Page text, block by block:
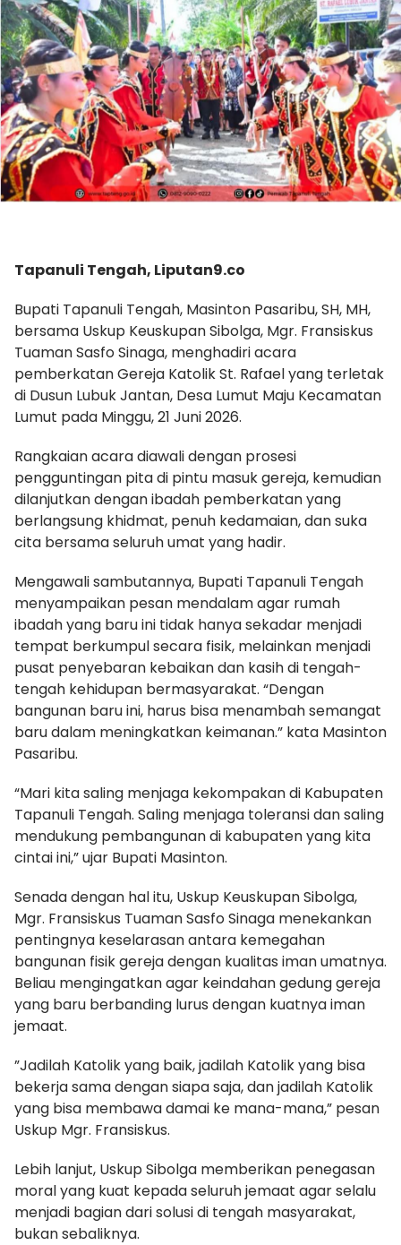
Tapanuli Tengah, Liputan9.co
Bupati Tapanuli Tengah, Masinton Pasaribu, SH, MH,
bersama Uskup Keuskupan Sibolga, Mgr. Fransiskus
Tuaman Sasfo Sinaga, menghadiri acara
pemberkatan Gereja Katolik St. Rafael yang terletak
di Dusun Lubuk Jantan, Desa Lumut Maju Kecamatan
Lumut pada Minggu, 21 Juni 2026.
​Rangkaian acara diawali dengan prosesi
pengguntingan pita di pintu masuk gereja, kemudian
dilanjutkan dengan ibadah pemberkatan yang
berlangsung khidmat, penuh kedamaian, dan suka
cita bersama seluruh umat yang hadir.
Mengawali sambutannya, Bupati Tapanuli Tengah
menyampaikan pesan mendalam agar rumah
ibadah yang baru ini tidak hanya sekadar menjadi
tempat berkumpul secara fisik, melainkan menjadi
pusat penyebaran kebaikan dan kasih di tengah-
tengah kehidupan bermasyarakat. “Dengan
bangunan baru ini, harus bisa menambah semangat
baru dalam meningkatkan keimanan.” kata Masinton
Pasaribu.
“Mari kita saling menjaga kekompakan di Kabupaten
Tapanuli Tengah. Saling menjaga toleransi dan saling
mendukung pembangunan di kabupaten yang kita
cintai ini,” ujar Bupati Masinton.
​Senada dengan hal itu, Uskup Keuskupan Sibolga,
Mgr. Fransiskus Tuaman Sasfo Sinaga menekankan
pentingnya keselarasan antara kemegahan
bangunan fisik gereja dengan kualitas iman umatnya.
Beliau mengingatkan agar keindahan gedung gereja
yang baru berbanding lurus dengan kuatnya iman
jemaat.
​”Jadilah Katolik yang baik, jadilah Katolik yang bisa
bekerja sama dengan siapa saja, dan jadilah Katolik
yang bisa membawa damai ke mana-mana,” pesan
Uskup Mgr. Fransiskus.
​Lebih lanjut, Uskup Sibolga memberikan penegasan
moral yang kuat kepada seluruh jemaat agar selalu
menjadi bagian dari solusi di tengah masyarakat,
bukan sebaliknya.